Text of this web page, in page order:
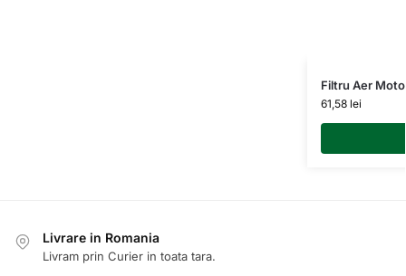
Filtru Aer Moto
61,58 lei
Livrare in Romania
Livram prin Curier in toata tara.